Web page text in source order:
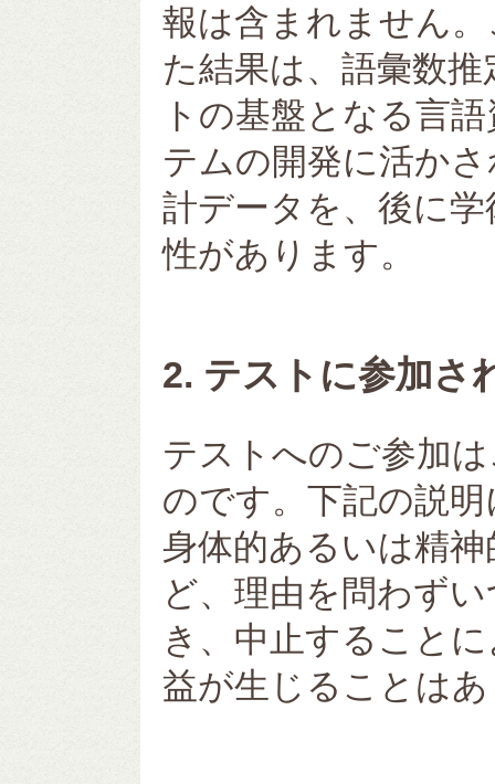
報は含まれません
た結果は、語彙数
トの基盤となる言
テムの開発に活か
計データを、後に
性があります。
2. テストに参加さ
テストへのご参加
のです。下記の説
身体的あるいは精
ど、理由を問わず
き、中止すること
益が生じることは